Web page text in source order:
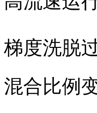
梯度洗脱
混合比例